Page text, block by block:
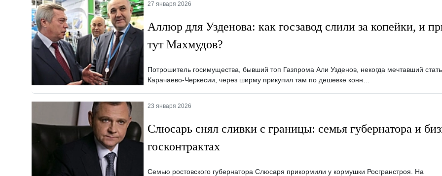
27 января 2026
Аллюр для Узденова: как госзавод слили за копейки, и
тут Махмудов?
Потрошитель госимущества, бывший топ Газпрома Али Узденов, некогда мечтавший
Карачаево-Черкесии, через ширму прикупил там по дешевке конн…
23 января 2026
Слюсарь снял сливки с границы: семья губернатора и
госконтрактах
Семью ростовского губернатора Слюсаря прикормили у кормушки Росгранстроя. На